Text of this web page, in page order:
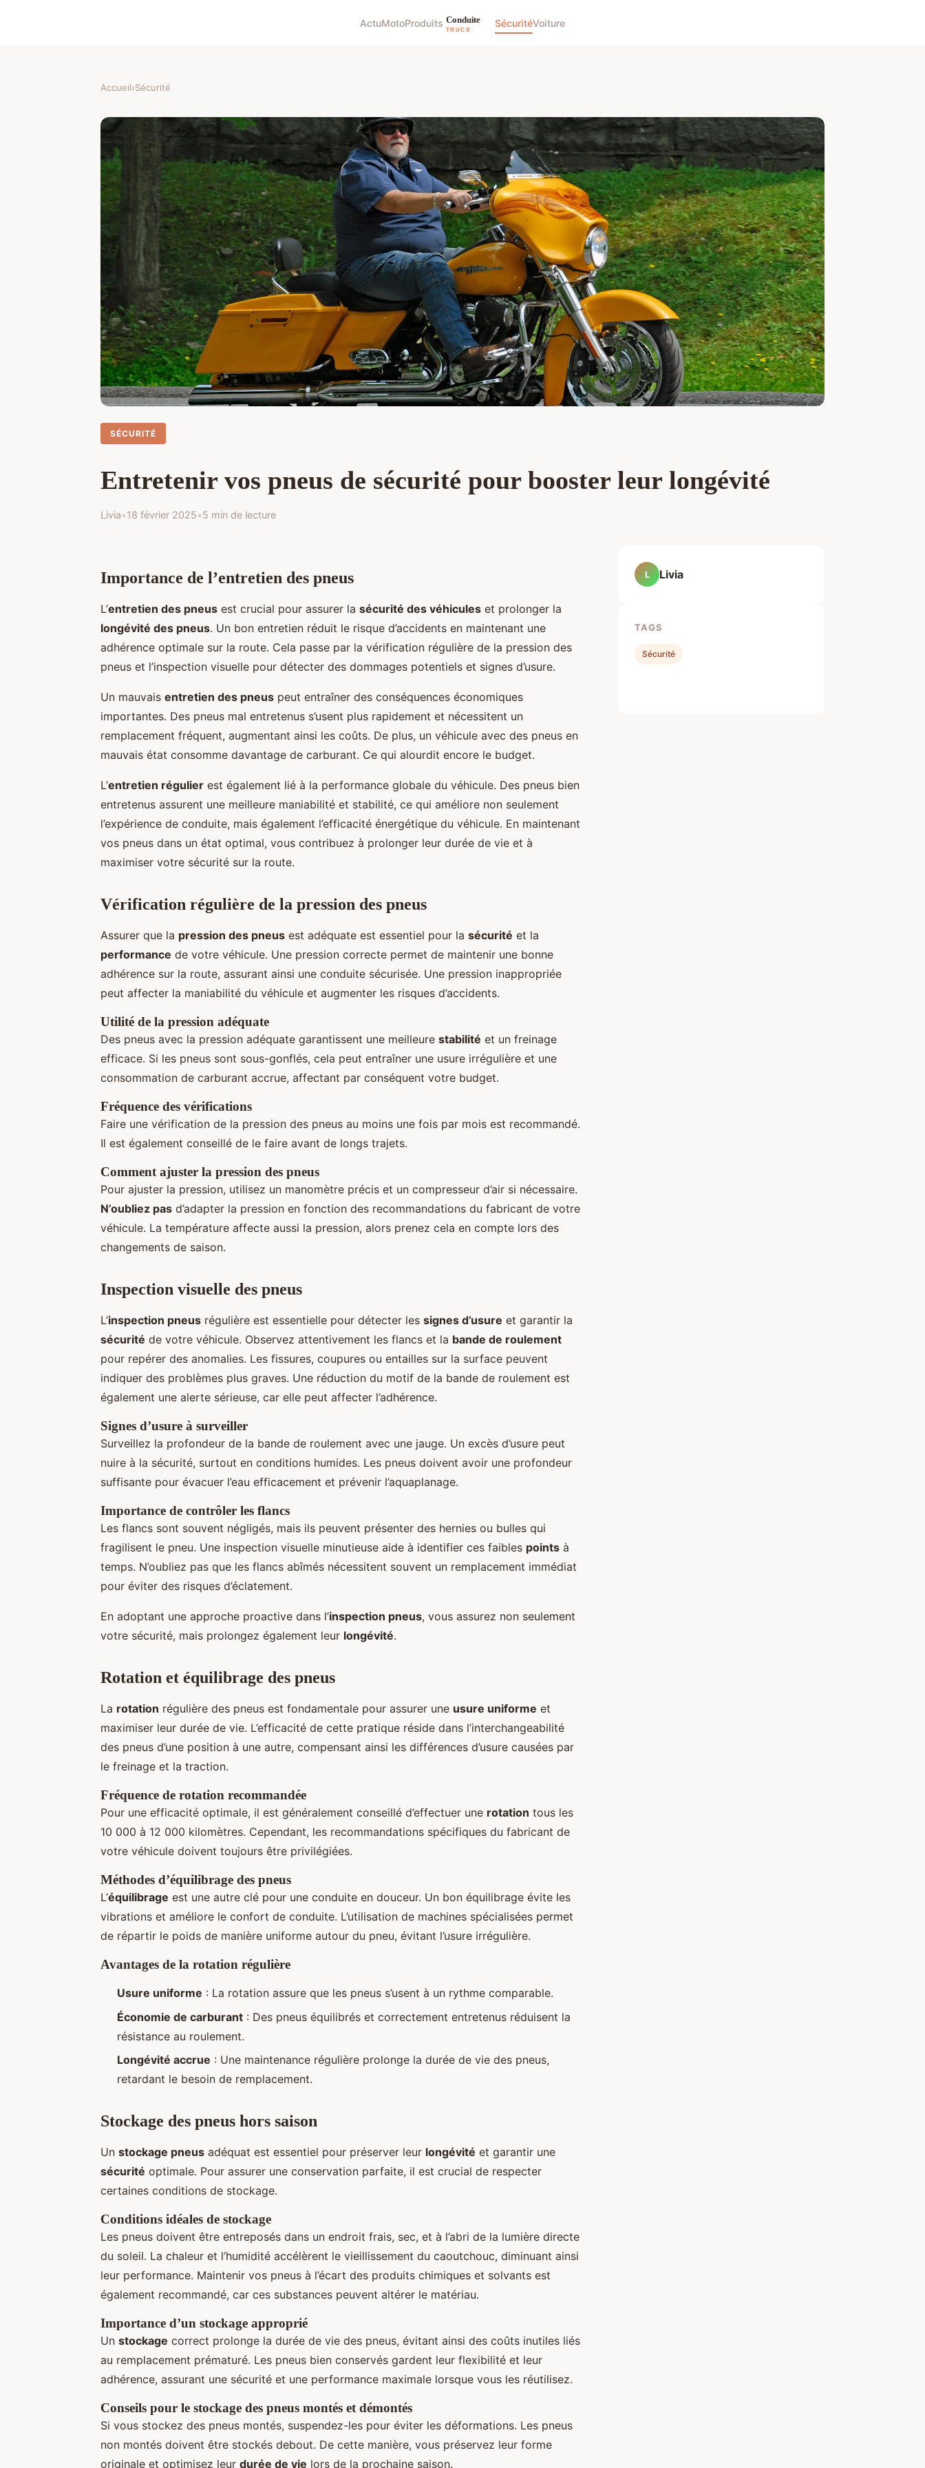
ActuMotoProduits SécuritéVoiture
Accueil›Sécurité
SÉCURITÉ
Entretenir vos pneus de sécurité pour booster leur longévité
Livia•18 février 2025•5 min de lecture
Importance de l’entretien des pneus
L’entretien des pneus est crucial pour assurer la sécurité des véhicules et prolonger la
longévité des pneus. Un bon entretien réduit le risque d’accidents en maintenant une
adhérence optimale sur la route. Cela passe par la vérification régulière de la pression des
pneus et l’inspection visuelle pour détecter des dommages potentiels et signes d’usure.
Un mauvais entretien des pneus peut entraîner des conséquences économiques
importantes. Des pneus mal entretenus s’usent plus rapidement et nécessitent un
remplacement fréquent, augmentant ainsi les coûts. De plus, un véhicule avec des pneus en
mauvais état consomme davantage de carburant. Ce qui alourdit encore le budget.
L’entretien régulier est également lié à la performance globale du véhicule. Des pneus bien
entretenus assurent une meilleure maniabilité et stabilité, ce qui améliore non seulement
l’expérience de conduite, mais également l’efficacité énergétique du véhicule. En maintenant
vos pneus dans un état optimal, vous contribuez à prolonger leur durée de vie et à
maximiser votre sécurité sur la route.
Vérification régulière de la pression des pneus
Assurer que la pression des pneus est adéquate est essentiel pour la sécurité et la
performance de votre véhicule. Une pression correcte permet de maintenir une bonne
adhérence sur la route, assurant ainsi une conduite sécurisée. Une pression inappropriée
peut affecter la maniabilité du véhicule et augmenter les risques d’accidents.
Utilité de la pression adéquate
Des pneus avec la pression adéquate garantissent une meilleure stabilité et un freinage
efficace. Si les pneus sont sous-gonflés, cela peut entraîner une usure irrégulière et une
consommation de carburant accrue, affectant par conséquent votre budget.
Fréquence des vérifications
Faire une vérification de la pression des pneus au moins une fois par mois est recommandé.
Il est également conseillé de le faire avant de longs trajets.
Comment ajuster la pression des pneus
Pour ajuster la pression, utilisez un manomètre précis et un compresseur d’air si nécessaire.
N’oubliez pas d’adapter la pression en fonction des recommandations du fabricant de votre
véhicule. La température affecte aussi la pression, alors prenez cela en compte lors des
changements de saison.
Inspection visuelle des pneus
L’inspection pneus régulière est essentielle pour détecter les signes d’usure et garantir la
sécurité de votre véhicule. Observez attentivement les flancs et la bande de roulement
pour repérer des anomalies. Les fissures, coupures ou entailles sur la surface peuvent
indiquer des problèmes plus graves. Une réduction du motif de la bande de roulement est
également une alerte sérieuse, car elle peut affecter l’adhérence.
Signes d’usure à surveiller
Surveillez la profondeur de la bande de roulement avec une jauge. Un excès d’usure peut
nuire à la sécurité, surtout en conditions humides. Les pneus doivent avoir une profondeur
suffisante pour évacuer l’eau efficacement et prévenir l’aquaplanage.
Importance de contrôler les flancs
Les flancs sont souvent négligés, mais ils peuvent présenter des hernies ou bulles qui
fragilisent le pneu. Une inspection visuelle minutieuse aide à identifier ces faibles points à
temps. N’oubliez pas que les flancs abîmés nécessitent souvent un remplacement immédiat
pour éviter des risques d’éclatement.
En adoptant une approche proactive dans l’inspection pneus, vous assurez non seulement
votre sécurité, mais prolongez également leur longévité.
Rotation et équilibrage des pneus
La rotation régulière des pneus est fondamentale pour assurer une usure uniforme et
maximiser leur durée de vie. L’efficacité de cette pratique réside dans l’interchangeabilité
des pneus d’une position à une autre, compensant ainsi les différences d’usure causées par
le freinage et la traction.
Fréquence de rotation recommandée
Pour une efficacité optimale, il est généralement conseillé d’effectuer une rotation tous les
10 000 à 12 000 kilomètres. Cependant, les recommandations spécifiques du fabricant de
votre véhicule doivent toujours être privilégiées.
Méthodes d’équilibrage des pneus
L’équilibrage est une autre clé pour une conduite en douceur. Un bon équilibrage évite les
vibrations et améliore le confort de conduite. L’utilisation de machines spécialisées permet
de répartir le poids de manière uniforme autour du pneu, évitant l’usure irrégulière.
Avantages de la rotation régulière
Usure uniforme : La rotation assure que les pneus s’usent à un rythme comparable.
Économie de carburant : Des pneus équilibrés et correctement entretenus réduisent la
résistance au roulement.
Longévité accrue : Une maintenance régulière prolonge la durée de vie des pneus,
retardant le besoin de remplacement.
Stockage des pneus hors saison
Un stockage pneus adéquat est essentiel pour préserver leur longévité et garantir une
sécurité optimale. Pour assurer une conservation parfaite, il est crucial de respecter
certaines conditions de stockage.
Conditions idéales de stockage
Les pneus doivent être entreposés dans un endroit frais, sec, et à l’abri de la lumière directe
du soleil. La chaleur et l’humidité accélèrent le vieillissement du caoutchouc, diminuant ainsi
leur performance. Maintenir vos pneus à l’écart des produits chimiques et solvants est
également recommandé, car ces substances peuvent altérer le matériau.
Importance d’un stockage approprié
Un stockage correct prolonge la durée de vie des pneus, évitant ainsi des coûts inutiles liés
au remplacement prématuré. Les pneus bien conservés gardent leur flexibilité et leur
adhérence, assurant une sécurité et une performance maximale lorsque vous les réutilisez.
Conseils pour le stockage des pneus montés et démontés
Si vous stockez des pneus montés, suspendez-les pour éviter les déformations. Les pneus
non montés doivent être stockés debout. De cette manière, vous préservez leur forme
originale et optimisez leur durée de vie lors de la prochaine saison.
L Livia
TAGS
Sécurité